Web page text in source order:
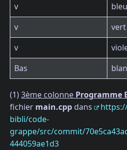
v
bleu
v
vert
v
Bas
(1)3ème colonne Programme
fichier main.cpp dans
bibli/code-
grappe/src/commit/
444059ae1d3